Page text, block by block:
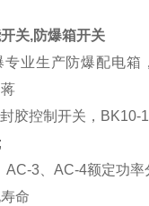
关,防爆箱开关
专业生产防爆配电
胶控制开关，
AC-3、AC-4额定功
命